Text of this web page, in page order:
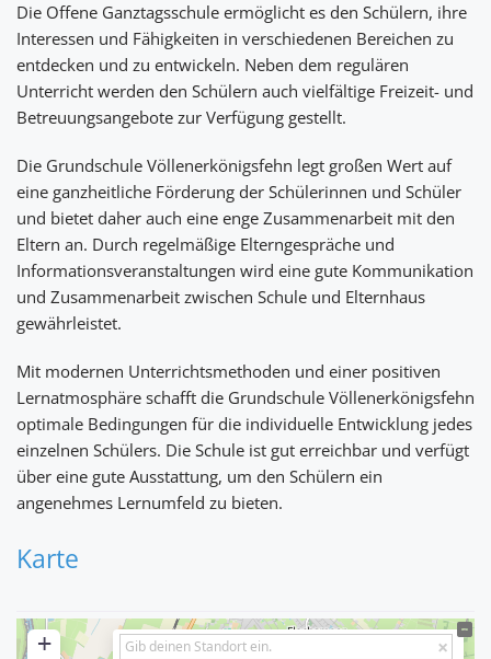
Die Offene Ganztagsschule ermöglicht es den Schülern, ihre
Interessen und Fähigkeiten in verschiedenen Bereichen zu
entdecken und zu entwickeln. Neben dem regulären
Unterricht werden den Schülern auch vielfältige Freizeit- und
Betreuungsangebote zur Verfügung gestellt.
Die Grundschule Völlenerkönigsfehn legt großen Wert auf
eine ganzheitliche Förderung der Schülerinnen und Schüler
und bietet daher auch eine enge Zusammenarbeit mit den
Eltern an. Durch regelmäßige Elterngespräche und
Informationsveranstaltungen wird eine gute Kommunikation
und Zusammenarbeit zwischen Schule und Elternhaus
gewährleistet.
Mit modernen Unterrichtsmethoden und einer positiven
Lernatmosphäre schafft die Grundschule Völlenerkönigsfehn
optimale Bedingungen für die individuelle Entwicklung jedes
einzelnen Schülers. Die Schule ist gut erreichbar und verfügt
über eine gute Ausstattung, um den Schülern ein
angenehmes Lernumfeld zu bieten.
Karte
+